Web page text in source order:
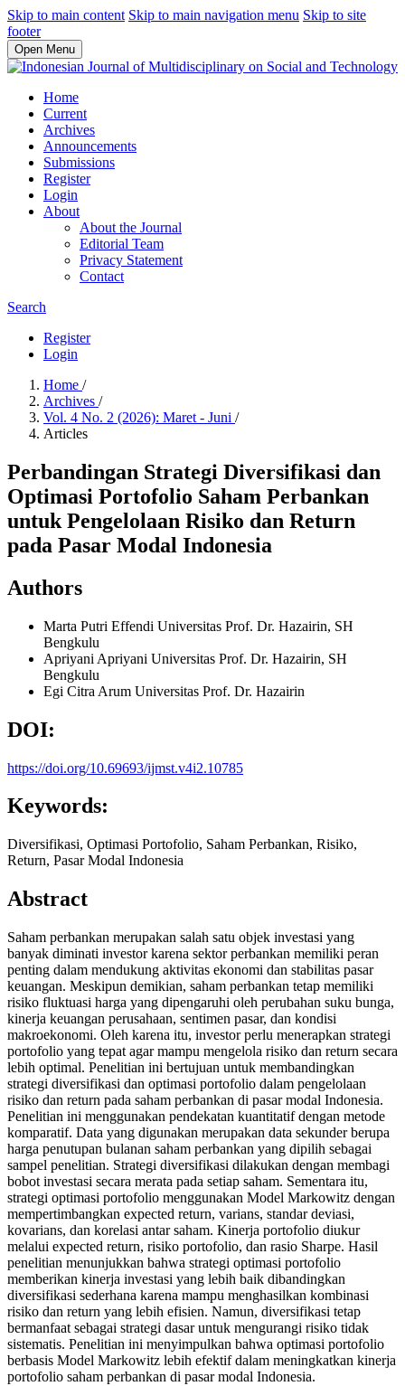
Skip to main content Skip to main navigation menu Skip to site
footer
Open Menu
Home
Current
Archives
Announcements
Submissions
Register
Login
About
About the Journal
Editorial Team
Privacy Statement
Contact
Search
Register
Login
Home /
Archives /
Vol. 4 No. 2 (2026): Maret - Juni /
Articles
Perbandingan Strategi Diversifikasi dan
Optimasi Portofolio Saham Perbankan
untuk Pengelolaan Risiko dan Return
pada Pasar Modal Indonesia
Authors
Marta Putri Effendi Universitas Prof. Dr. Hazairin, SH
Bengkulu
Apriyani Apriyani Universitas Prof. Dr. Hazairin, SH
Bengkulu
Egi Citra Arum Universitas Prof. Dr. Hazairin
DOI:
https://doi.org/10.69693/ijmst.v4i2.10785
Keywords:
Diversifikasi, Optimasi Portofolio, Saham Perbankan, Risiko,
Return, Pasar Modal Indonesia
Abstract
Saham perbankan merupakan salah satu objek investasi yang
banyak diminati investor karena sektor perbankan memiliki peran
penting dalam mendukung aktivitas ekonomi dan stabilitas pasar
keuangan. Meskipun demikian, saham perbankan tetap memiliki
risiko fluktuasi harga yang dipengaruhi oleh perubahan suku bunga,
kinerja keuangan perusahaan, sentimen pasar, dan kondisi
makroekonomi. Oleh karena itu, investor perlu menerapkan strategi
portofolio yang tepat agar mampu mengelola risiko dan return secara
lebih optimal. Penelitian ini bertujuan untuk membandingkan
strategi diversifikasi dan optimasi portofolio dalam pengelolaan
risiko dan return pada saham perbankan di pasar modal Indonesia.
Penelitian ini menggunakan pendekatan kuantitatif dengan metode
komparatif. Data yang digunakan merupakan data sekunder berupa
harga penutupan bulanan saham perbankan yang dipilih sebagai
sampel penelitian. Strategi diversifikasi dilakukan dengan membagi
bobot investasi secara merata pada setiap saham. Sementara itu,
strategi optimasi portofolio menggunakan Model Markowitz dengan
mempertimbangkan expected return, varians, standar deviasi,
kovarians, dan korelasi antar saham. Kinerja portofolio diukur
melalui expected return, risiko portofolio, dan rasio Sharpe. Hasil
penelitian menunjukkan bahwa strategi optimasi portofolio
memberikan kinerja investasi yang lebih baik dibandingkan
diversifikasi sederhana karena mampu menghasilkan kombinasi
risiko dan return yang lebih efisien. Namun, diversifikasi tetap
bermanfaat sebagai strategi dasar untuk mengurangi risiko tidak
sistematis. Penelitian ini menyimpulkan bahwa optimasi portofolio
berbasis Model Markowitz lebih efektif dalam meningkatkan kinerja
portofolio saham perbankan di pasar modal Indonesia.